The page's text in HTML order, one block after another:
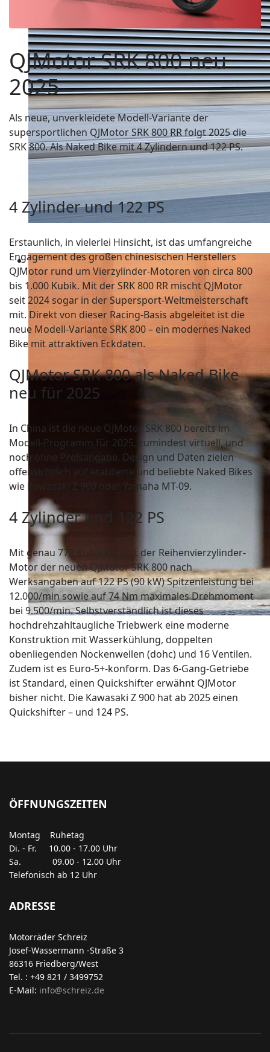
QJMotor SRK 800 neu
2025
Als neue, unverkleidete Modell-Variante der
supersportlichen QJMotor SRK 800 RR folgt 2025 die
SRK 800. Als Naked Bike mit 4 Zylindern und 122 PS.
4 Zylinder und 122 PS
Erstaunlich, in vielerlei Hinsicht, ist das umfangreiche
Engagement des großen chinesischen Herstellers
QJMotor rund um Vierzylinder-Motoren von circa 800
bis 1.000 Kubik. Mit der SRK 800 RR mischt QJMotor
seit 2024 sogar in der Supersport-Weltmeisterschaft
mit. Direkt von dieser Racing-Basis abgeleitet ist die
neue Modell-Variante SRK 800 – ein modernes Naked
Bike mit attraktiven Eckdaten.
QJMotor SRK 800 als Naked Bike
neu für 2025
In China ist die neue QJMotor SRK 800 bereits im
Modell-Programm für 2025, zumindest virtuell, und
noch ohne Preisangabe. Design und Daten zielen
offensichtlich auf etablierte und beliebte Naked Bikes
wie Kawasaki Z 900 oder Yamaha MT-09.
4 Zylinder und 122 PS
Mit genau 778 Kubik kommt der Reihenvierzylinder-
Motor der neuen QJMotor SRK 800 nach
Werksangaben auf 122 PS (90 kW) Spitzenleistung bei
12.000/min sowie auf 74 Nm maximales Drehmoment
bei 9.500/min. Selbstverständlich ist dieses
hochdrehzahltaugliche Triebwerk eine moderne
Konstruktion mit Wasserkühlung, doppelten
obenliegenden Nockenwellen (dohc) und 16 Ventilen.
Zudem ist es Euro-5+-konform. Das 6-Gang-Getriebe
ist Standard, einen Quickshifter erwähnt QJMotor
bisher nicht. Die Kawasaki Z 900 hat ab 2025 einen
Quickshifter – und 124 PS.
ÖFFNUNGSZEITEN
Montag Ruhetag
Di. - Fr. 10.00 - 17.00 Uhr
Sa. 09.00 - 12.00 Uhr
Telefonisch ab 12 Uhr
ADRESSE
Motorräder Schreiz
Josef-Wassermann -Straße 3
86316 Friedberg/West
Tel. : +49 821 / 3499752
E-Mail: info@schreiz.de